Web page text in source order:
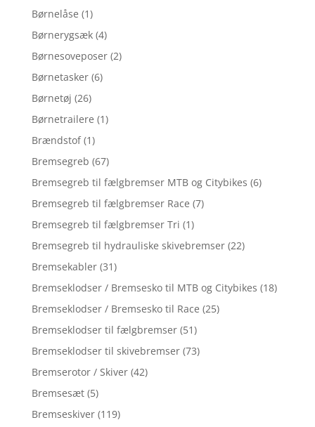
Børnelåse (1)
Børnerygsæk (4)
Børnesoveposer (2)
Børnetasker (6)
Børnetøj (26)
Børnetrailere (1)
Brændstof (1)
Bremsegreb (67)
Bremsegreb til fælgbremser MTB og Citybikes (6)
Bremsegreb til fælgbremser Race (7)
Bremsegreb til fælgbremser Tri (1)
Bremsegreb til hydrauliske skivebremser (22)
Bremsekabler (31)
Bremseklodser / Bremsesko til MTB og Citybikes (18)
Bremseklodser / Bremsesko til Race (25)
Bremseklodser til fælgbremser (51)
Bremseklodser til skivebremser (73)
Bremserotor / Skiver (42)
Bremsesæt (5)
Bremseskiver (119)